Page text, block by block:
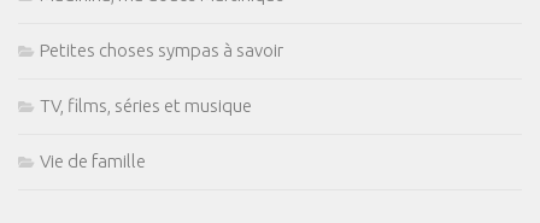
Petites choses sympas à savoir
TV, films, séries et musique
Vie de famille